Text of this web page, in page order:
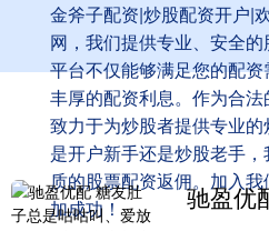
金斧子配资|炒股配资开户|
网，我们提供专业、安全
平台不仅能够满足您的配
丰厚的配资利息。作为合
致力于为炒股者提供专业
是开户新手还是炒股老手
质的股票配资返佣。加入
加成功！